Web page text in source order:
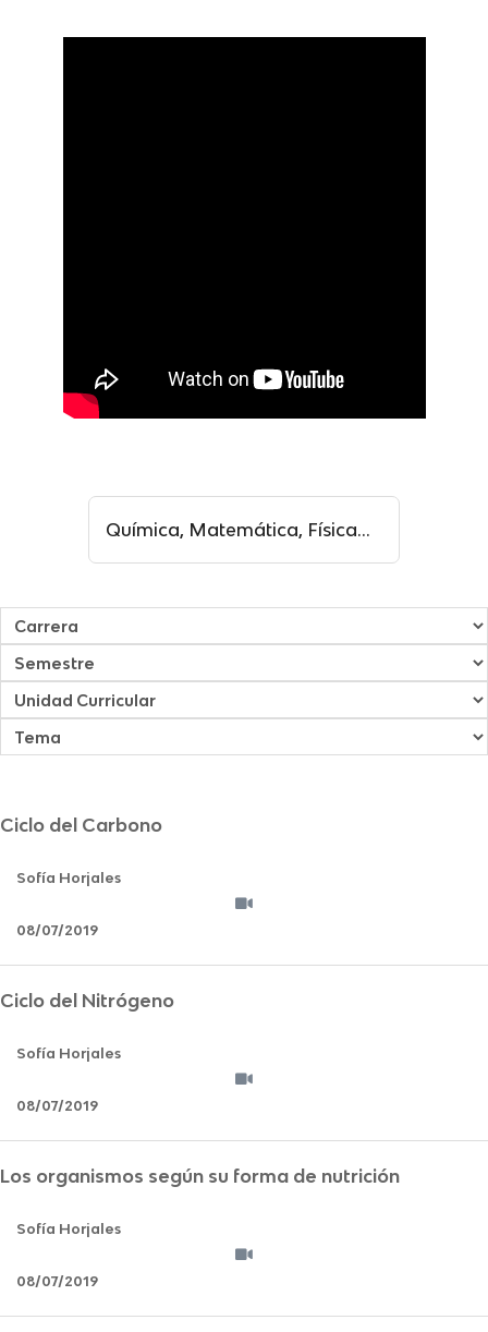
s
a
r
:
Ciclo del Carbono
Sofía Horjales
08/07/2019
Ciclo del Nitrógeno
Sofía Horjales
08/07/2019
Los organismos según su forma de nutrición
Sofía Horjales
08/07/2019